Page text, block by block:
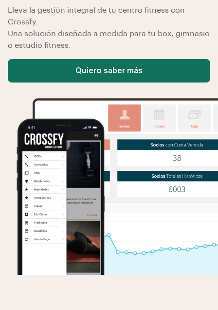
Lleva la gestión integral de tu centro fitness con
Crossfy.
Una solución diseñada a medida para tu box, gimnasio
o estudio fitness.
Quiero saber más